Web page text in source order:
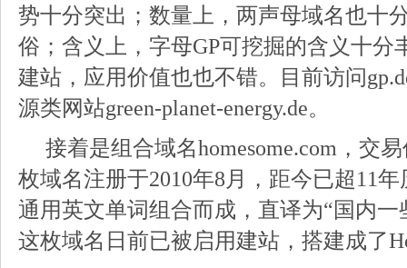
势十分突出；数量上，两声母域名也十
俗；含义上，字母GP可挖掘的含义十分
建站 ，应用价值也也不错。目前访问
源类网站green-planet-energy.de。
接着是组合域名homesome.com，交
枚域名注册于2010年8月，距今已超11
通用英文单词组合而成，直译为“国内一
这枚域名日前已被启用建站 ，搭建成了